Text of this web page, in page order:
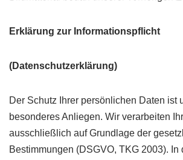
Erklärung zur Informationspflicht
(Datenschutzerklärung)
Der Schutz Ihrer persönlichen Daten ist
besonderes Anliegen. Wir verarbeiten
ausschließlich auf Grundlage der
Bestimmungen (DSGVO, TKG 2003). In